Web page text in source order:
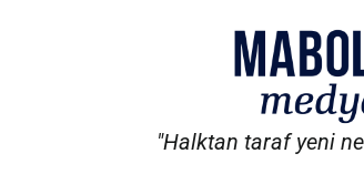
"Halktan taraf yeni